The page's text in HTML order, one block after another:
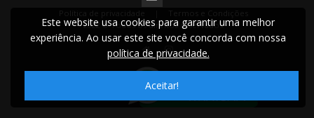
2022 © Todos os direitos reservados.
Este website usa cookies para garantir uma melhor
experiência. Ao usar este site você concorda com nossa
política de privacidade.
Aceitar!